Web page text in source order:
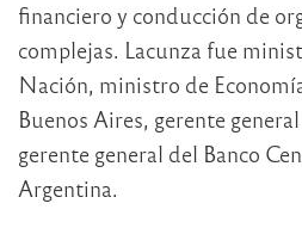
financiero y conducción de
complejas. Lacunza fue
Nación, ministro de
Buenos Aires, gerente
gerente general del Banco
Argentina.